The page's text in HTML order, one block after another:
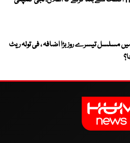
مسلسل تیسرے روز بڑا اضافہ ، فی تولہ ریٹ